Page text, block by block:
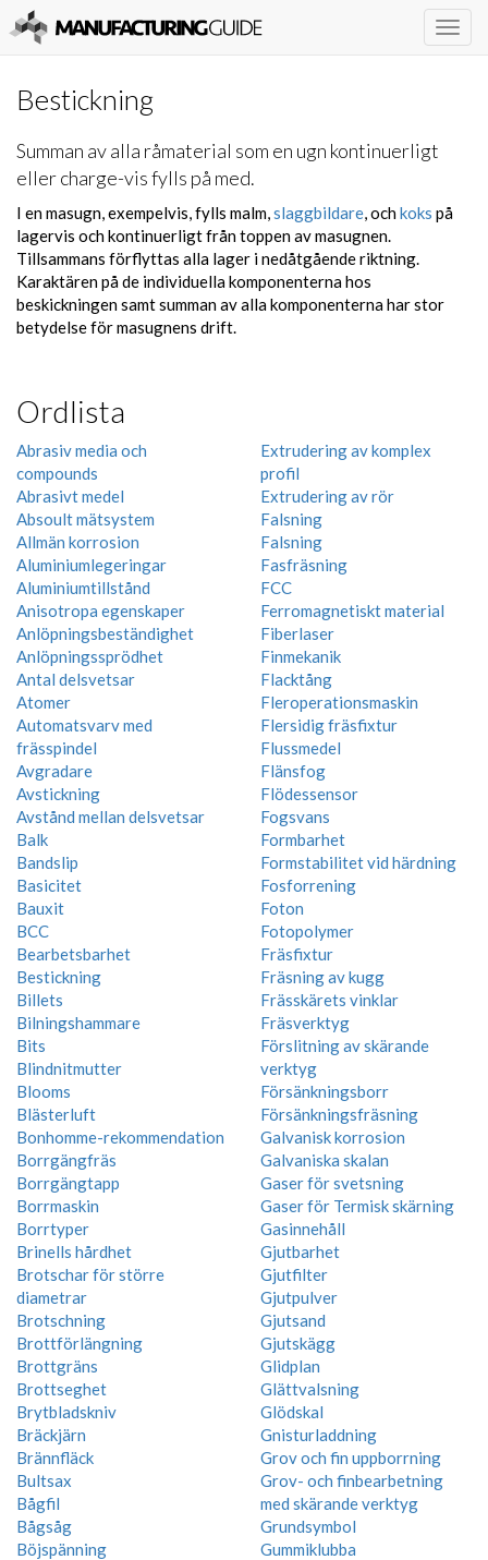
Bestickning
Summan av alla råmaterial som en ugn kontinuerligt
eller charge-vis fylls på med.
I en masugn, exempelvis, fylls malm,slaggbildare, ochkoks på
lagervis och kontinuerligt från toppen av masugnen.
Tillsammans förflyttas alla lager i nedåtgående riktning.
Karaktären på de individuella komponenterna hos
beskickningen samt summan av alla komponenterna har stor
betydelse för masugnens drift.
Ordlista
Abrasiv media och
compounds
Abrasivt medel
Absoult mätsystem
Allmän korrosion
Aluminiumlegeringar
Aluminiumtillstånd
Anisotropa egenskaper
Anlöpningsbeständighet
Anlöpningssprödhet
Antal delsvetsar
Atomer
Automatsvarv med
frässpindel
Avgradare
Avstickning
Avstånd mellan delsvetsar
Balk
Bandslip
Basicitet
Bauxit
BCC
Bearbetsbarhet
Bestickning
Billets
Bilningshammare
Bits
Blindnitmutter
Blooms
Blästerluft
Bonhomme-rekommendation
Borrgängfräs
Borrgängtapp
Borrmaskin
Borrtyper
Brinells hårdhet
Brotschar för större
diametrar
Brotschning
Brottförlängning
Brottgräns
Brottseghet
Brytbladskniv
Bräckjärn
Brännfläck
Bultsax
Bågfil
Bågsåg
Böjspänning
Extrudering av komplex
profil
Extrudering av rör
Falsning
Falsning
Fasfräsning
FCC
Ferromagnetiskt material
Fiberlaser
Finmekanik
Flacktång
Fleroperationsmaskin
Flersidig fräsfixtur
Flussmedel
Flänsfog
Flödessensor
Fogsvans
Formbarhet
Formstabilitet vid härdning
Fosforrening
Foton
Fotopolymer
Fräsfixtur
Fräsning av kugg
Frässkärets vinklar
Fräsverktyg
Förslitning av skärande
verktyg
Försänkningsborr
Försänkningsfräsning
Galvanisk korrosion
Galvaniska skalan
Gaser för svetsning
Gaser för Termisk skärning
Gasinnehåll
Gjutbarhet
Gjutfilter
Gjutpulver
Gjutsand
Gjutskägg
Glidplan
Glättvalsning
Glödskal
Gnisturladdning
Grov och fin uppborrning
Grov- och finbearbetning
med skärande verktyg
Grundsymbol
Gummiklubba